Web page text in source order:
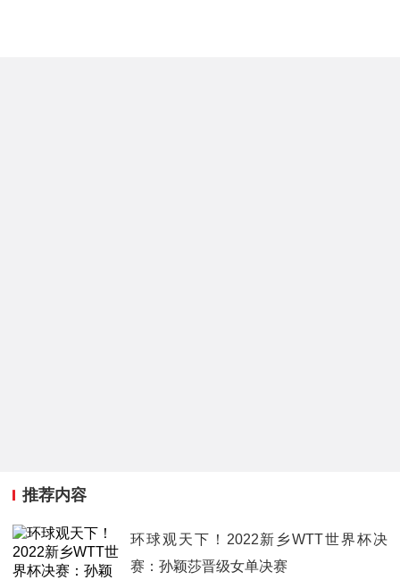
推荐内容
环球观天下！2022新乡WTT世界杯决
赛：孙颖莎晋级女单决赛